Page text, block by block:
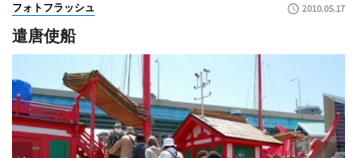
フォトフラッシュ 2010.05.17
遣唐使船